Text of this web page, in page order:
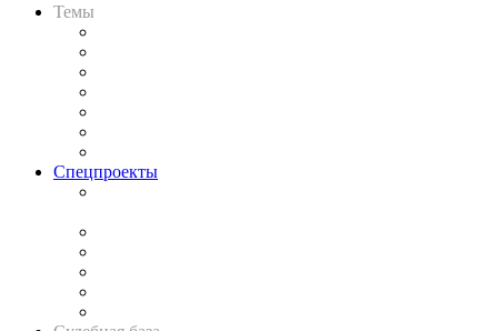
Темы
Спецпроекты